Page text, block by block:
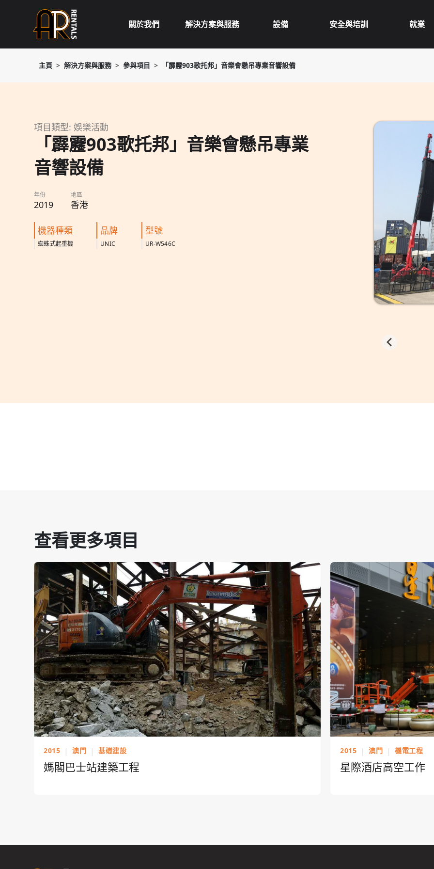
關於我們 解決方案與服務 設備 安全與培訓 就業
主頁 解決方案與服務 參與項目 「霹靂903歌托邦」音樂會懸吊專業音響設備
項目類型: 娛樂活動
「霹靂903歌托邦」音樂會懸吊專業
音響設備
年份
2019
地區
香港
機器種類 品牌 型號
蜘蛛式起重機 UNIC UR-W546C
查看更多項目
2015 | 澳門 | 基礎建設
媽閣巴士站建築工程
2015 | 澳門 | 機電工程
星際酒店高空工作